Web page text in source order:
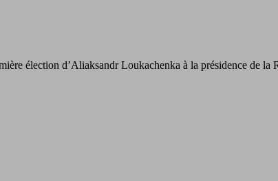
élection d’Aliaksandr Loukachenka à la présidence de